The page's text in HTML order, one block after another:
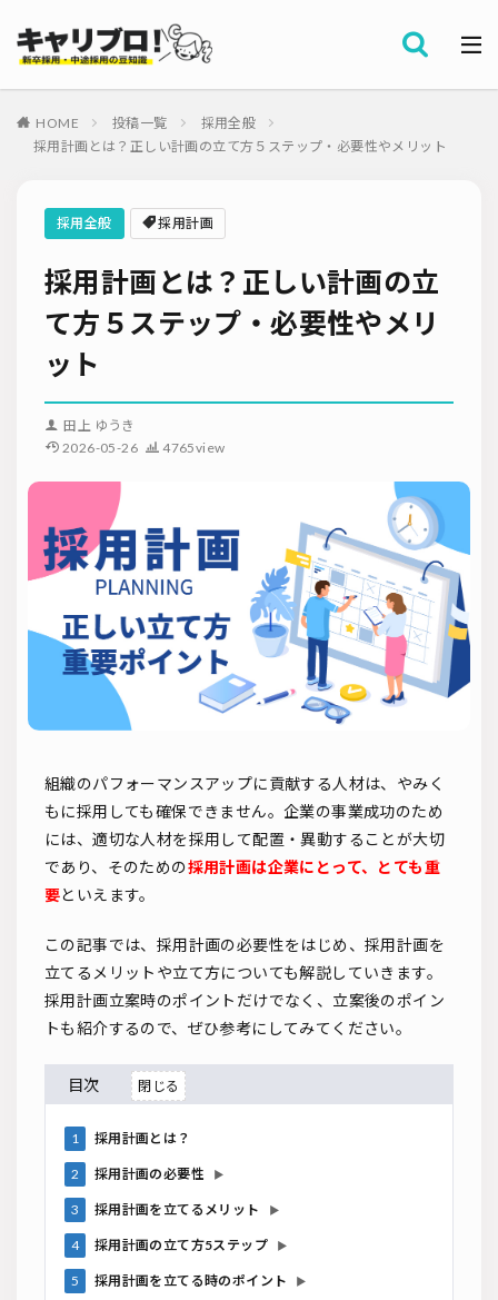
HOME 投稿一覧
採用全般
採用計画とは？正しい計画の立て方５ステップ・必要性やメリット
採用全般 採用計画
採用計画とは？正しい計画の立
て方５ステップ・必要性やメリ
ット
田上 ゆうき
2026-05-26
4765view
組織のパフォーマンスアップに貢献する人材は、やみく
もに採用しても確保できません。企業の事業成功のため
には、適切な人材を採用して配置・異動することが大切
であり、そのための採用計画は企業にとって、とても重
要といえます。
この記事では、採用計画の必要性をはじめ、採用計画を
立てるメリットや立て方についても解説していきます。
採用計画立案時のポイントだけでなく、立案後のポイン
トも紹介するので、ぜひ参考にしてみてください。
目次
1 採用計画とは？
2 採用計画の必要性 ▶
3 採用計画を立てるメリット ▶
4 採用計画の立て方5ステップ ▶
5 採用計画を立てる時のポイント ▶
カテゴリー
タグ
就職サイト
転職サイト
ダイレクトリクルーティング
採用ノウハウ
採用ツール
採用計画
母集団の形成確保
エンジニア採用
採用イベント・合説
面接・選考
内定フォロー
内定辞退
採用コンサルティング
採用動向
Iターン・Uターン
適性検査
新人研修
ソーシャルリクルーティング
AI・RPA
検索
労務・組織
メルマガ登録
お問い合わせ